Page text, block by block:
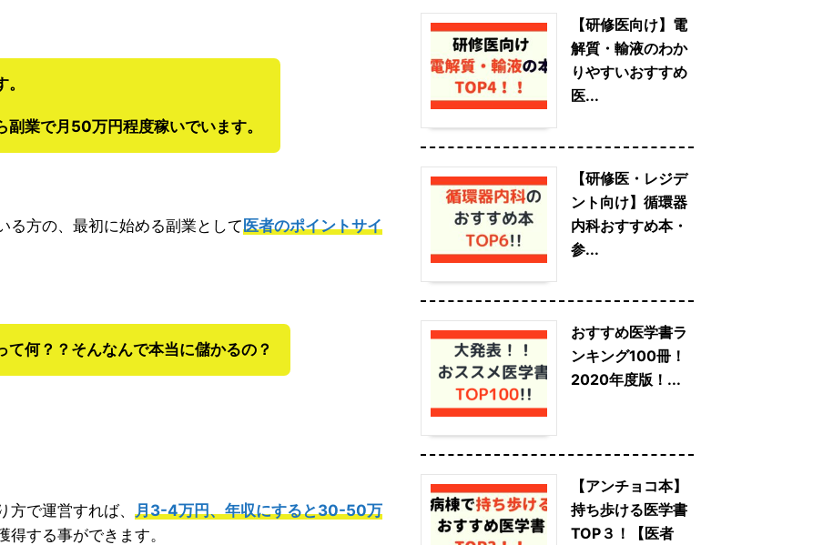
業で月50万円程度稼いでいます。
る方の、最初に始める副業として医者のポイントサイ
て何？？そんなんで本当に儲かるの ？
で運営すれば、 月3-4万円、年収にすると30-50万
得する事ができます。
【研修医向け】電
解質・輸液のわか
りやすいおすすめ
医...
【研修医・レジデ
ント向け】循環器
内科おすすめ本・
参...
おすすめ医学書ラ
ンキング100冊！
2020年度版！...
【アンチョコ本】
持ち歩ける医学書
TOP３！【医者